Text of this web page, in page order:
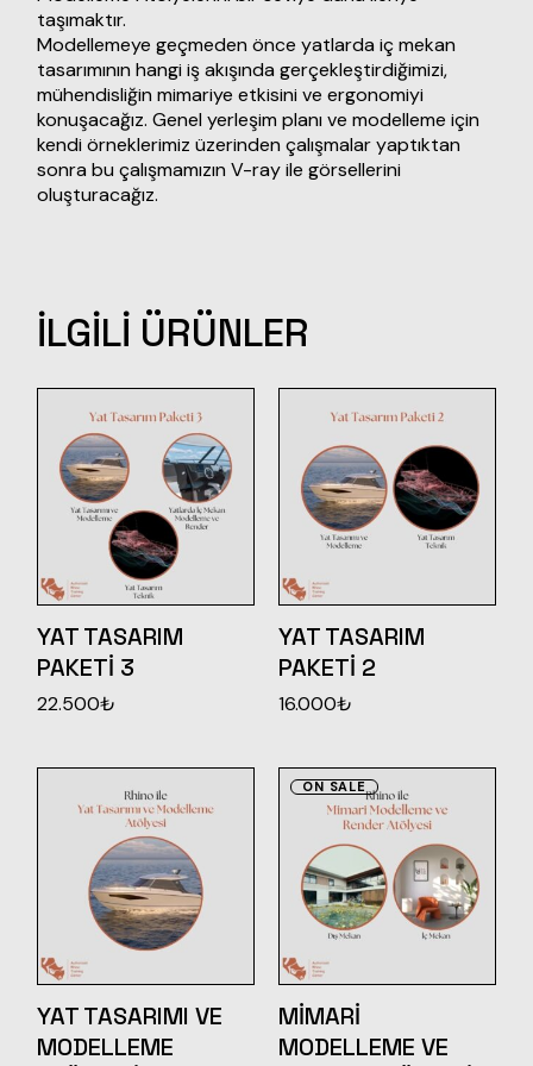
taşımaktır.
Modellemeye geçmeden önce yatlarda iç mekan
tasarımının hangi iş akışında gerçekleştirdiğimizi,
mühendisliğin mimariye etkisini ve ergonomiyi
konuşacağız. Genel yerleşim planı ve modelleme için
kendi örneklerimiz üzerinden çalışmalar yaptıktan
sonra bu çalışmamızın V-ray ile görsellerini
oluşturacağız.
İLGILI ÜRÜNLER
YAT TASARIM
PAKETI 3
22.500₺
YAT TASARIM
PAKETI 2
16.000₺
YAT TASARIMI VE
MODELLEME
ON SALE
MIMARI
MODELLEME VE